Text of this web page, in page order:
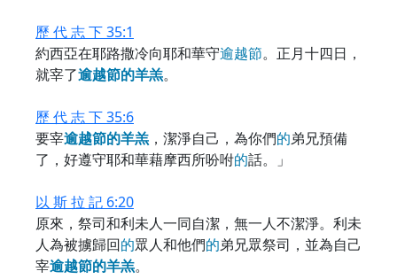
歷 代 志 下 35:1
約西亞在耶路撒冷向耶和華守逾越節。正月十四日，
就宰了逾越節的羊羔。
歷 代 志 下 35:6
要宰逾越節的羊羔 ，潔淨自己，為你們的弟兄預備
了，好遵守耶和華藉摩西所吩咐的話。」
以 斯 拉 記 6:20
原來，祭司和利未人一同自潔，無一人不潔淨。利未
人為被擄歸回的眾人和他們的弟兄眾祭司，並為自己
宰逾越節的羊羔。